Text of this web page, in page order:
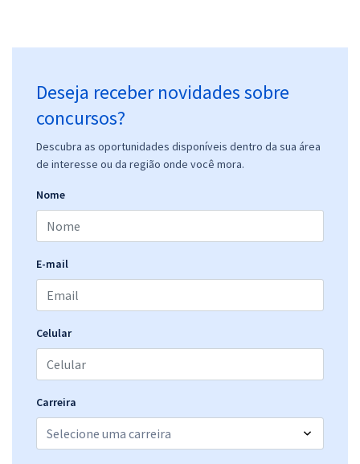
Deseja receber novidades sobre
concursos?
Descubra as oportunidades disponíveis dentro da sua área
de interesse ou da região onde você mora.
Nome
E-mail
Celular
Carreira